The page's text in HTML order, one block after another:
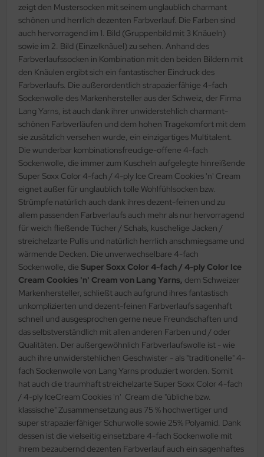
zeigt den Mustersocken mit seinem unglaublich charmant
schönen und herrlich dezenten Farbverlauf. Die Farben sind
auch hervorragend im 1. Bild (Gruppenbild mit 3 Knäueln)
sowie im 2. Bild (Einzelknäuel) zu sehen. Anhand des
Farbverlaufssocken in Kombination mit den beiden Bildern mit
den Knäulen ergibt sich ein fantastischer Eindruck des
Farbverlaufs. Die außerordentlich strapazierfähige 4-fach
Sockenwolle des Markenhersteller aus der Schweiz, der Firma
Lang Yarns, ist auch dank ihrer unwiderstehlich charmant-
schönen Farbverläufen und dem hohen Tragekomfort mit dem
sie zusätzlich versehen wurde, ein einzigartiges Multitalent.
Die wunderbar kombinationsfreudige-offene 4-fach
Sockenwolle, die immer zum Kuscheln aufgelegte hinreißende
Super Soxx Color 4-fach / 4-ply Ice Cream Cookies 'n' Cream
eignet außer für unglaublich tolle Wohlfühlsocken bzw.
Strümpfe natürlich auch dank ihres dezent-feinen und zu
allem passenden Farbverlaufs auch mehr als nur hervorragend
für weich fließende Tücher / Schals, kuschelige Jacken /
streichelzarte Pullis und natürlich herrlich anschmiegsame und
wärmende Decken. Die unverwechselbare 4-fach
Sockenwolle, die Super Soxx Color 4-fach / 4-ply Color Ice
Cream Cookies 'n' Cream von Lang Yarns, dem Schweizer
Markenhersteller, schließt auch aufgrund ihres fantastisch
unkomplizierten und dezent-feinen Farbverlaufs sagenhaft
schnell und ausgesprochen gerne neue Freundschaften und
das selbstverständlich mit allen anderen Farben und / oder
Qualitäten. Der außergewöhnlich Farbverlaufswolle ist - wie
auch ihre unwiderstehlichen Geschwister - als "traditionelle" 4-
fach Sockenwolle von Lang Yarns produziert worden. Somit
hat auch die traumhaft streichelzarte Super Soxx Color 4-fach
/ 4-ply IceCream Cookies 'n' Cream die "übliche bzw.
klassische" Zusammensetzung aus 75 % hochwertiger und
super strapazierfähiger Schurwolle sowie 25% Polyamid. Dank
dessen ist die vielseitig einsetzbare 4-fach Sockenwolle mit
ihrem bezaubernd dezenten Farbverlauf auch ein sagenhaftes